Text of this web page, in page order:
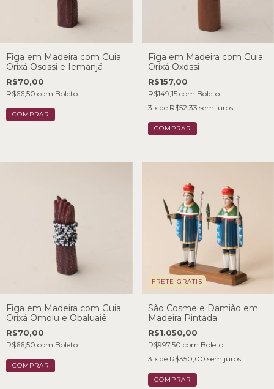
Figa em Madeira com Guia
Orixá Osossi e Iemanjá
R$70,00
R$66,50 com Boleto
Figa em Madeira com Guia
Orixá Oxossi
R$157,00
R$149,15 com Boleto
3 x de R$52,33 sem juros
Figa em Madeira com Guia
Orixá Omolu e Obaluaiê
R$70,00
R$66,50 com Boleto
FRETE GRÁTIS
São Cosme e Damião em
Madeira Pintada
R$1.050,00
R$997,50 com Boleto
3 x de R$350,00 sem juros